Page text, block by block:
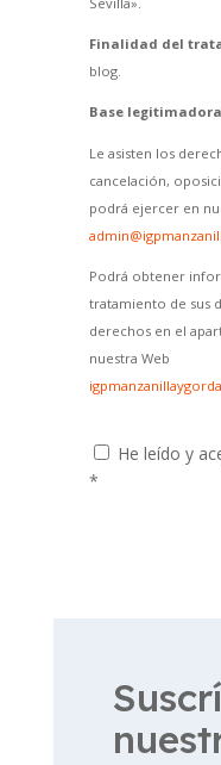
Finalidad del
blog.
Base
Le asisten los
cancelación,
podrá ejercer en
Podrá obtener
tratamiento de sus
derechos en el
nuestra Web
He leído y
*